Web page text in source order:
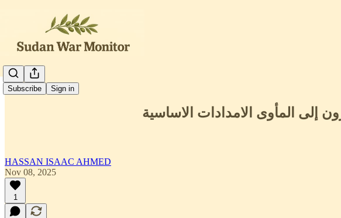
Subscribe Sign in العربية
HASSAN ISAAC AHMED
Nov 08, 2025
1